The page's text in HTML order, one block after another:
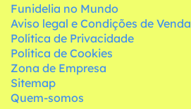
Funidelia no Mundo
Aviso legal e Condições de Venda
Política de Privacidade
Política de Cookies
Zona de Empresa
Sitemap
Quem-somos